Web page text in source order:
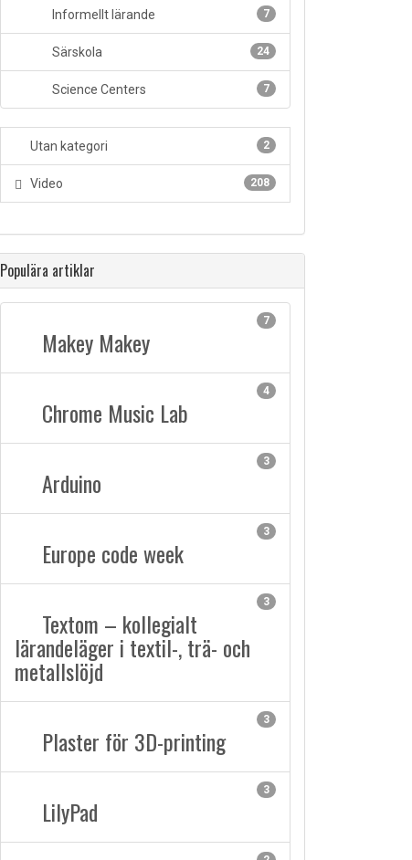
7
Informellt lärande
24
Särskola
7
Science Centers
2
Utan kategori
208
Video
Populära artiklar
7
Makey Makey
4
Chrome Music Lab
3
Arduino
3
Europe code week
3
Textom – kollegialt
lärandeläger i textil-, trä- och
metallslöjd
3
Plaster för 3D-printing
3
LilyPad